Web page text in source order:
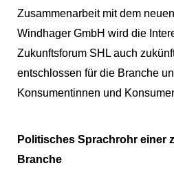
Zusammenarbeit mit dem
Windhager GmbH wird die
Zukunftsforum SHL auch
entschlossen für die Branche
Konsumentinnen und
Politisches Sprachrohr einer
Branche